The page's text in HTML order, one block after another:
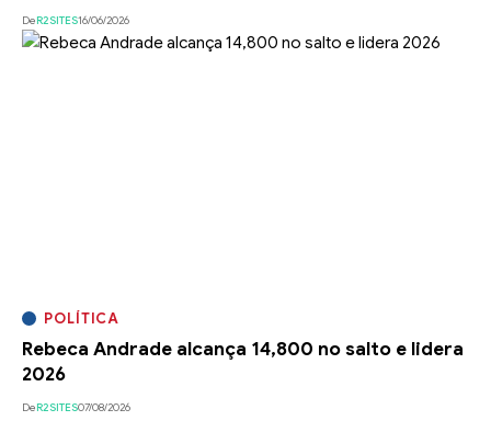
DeR2SITES16/06/2026
POLÍTICA
Rebeca Andrade alcança 14,800 no salto e lidera
2026
DeR2SITES07/08/2026